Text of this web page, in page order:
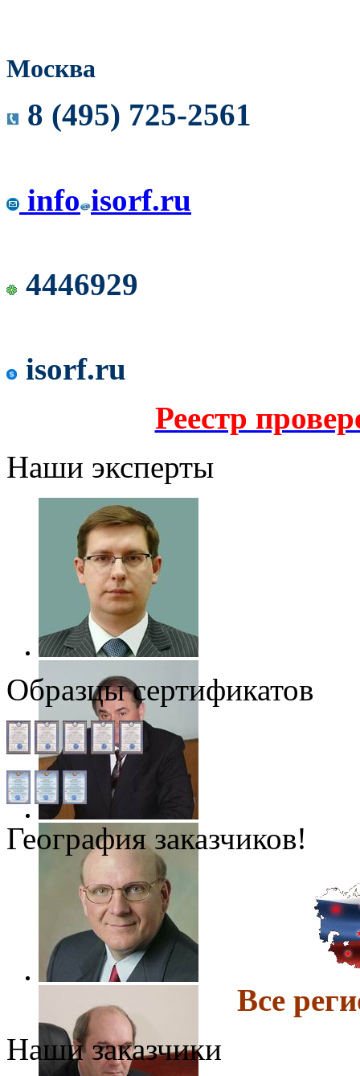
Москва
8 (495) 725-2561
info isorf.ru
4446929
isorf.ru
Реестр
Наши эксперты
Образцы сертификатов
География заказчиков!
Все
Наши заказчики